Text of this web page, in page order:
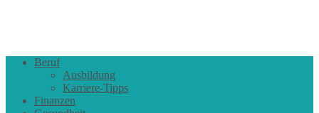
Beruf
Ausbildung
Karriere-Tipps
Finanzen